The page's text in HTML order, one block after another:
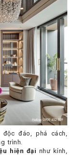
đáo, phá cách,
trình.
hiện đại như kính,